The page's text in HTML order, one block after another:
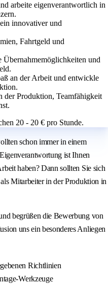
arbeite eigenverantwortlich in
innovativer und
Fahrtgeld und
Übernahmemöglichkeiten und
an der Arbeit und entwickle
der Produktion, Teamfähigkeit
20 - 20 € pro Stunde.
schon immer in einem
ist Ihnen
haben? Dann sollten Sie sich
Mitarbeiter in der Produktion in
begrüßen die Bewerbung von
uns ein besonderes Anliegen
Richtlinien
Werkzeuge